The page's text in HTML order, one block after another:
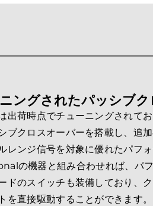
ングされたパッシブ
出荷時点でチューニングされて
ブクロスオーバーを搭載し、追
レンジ信号を対象に優れたパフ
の機器と組み合わせれば、パ
ドのスイッチも装備しており、
を直接駆動することができます。